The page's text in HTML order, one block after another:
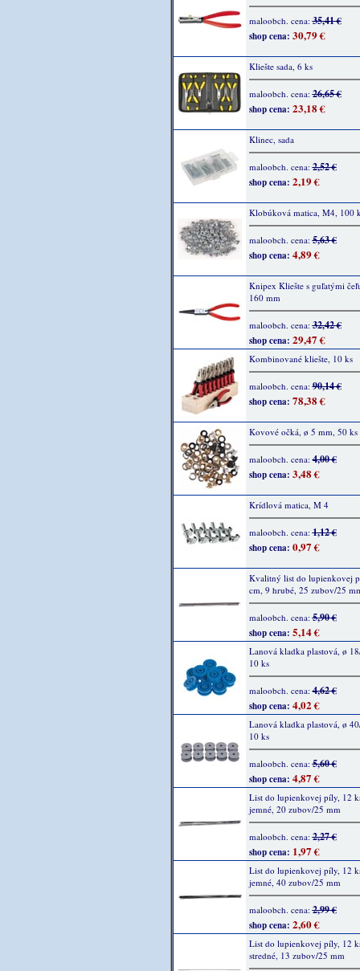
maloobch. cena:35,41 €
shop cena: 30,79 €
Kliešte sada, 6 ks
maloobch. cena:26,65 €
shop cena: 23,18 €
Klinec, sada
maloobch. cena:2,52 €
shop cena: 2,19 €
Klobúková matica, M4, 100
maloobch. cena:5,63 €
shop cena: 4,89 €
Knipex Kliešte s guľatými
160 mm
maloobch. cena:32,42 €
shop cena: 29,47 €
Kombinované kliešte, 10 ks
maloobch. cena:90,14 €
shop cena: 78,38 €
Kovové očká, ø 5 mm, 50 ks
maloobch. cena:4,00 €
shop cena: 3,48 €
Krídlová matica, M 4
maloobch. cena:1,12 €
shop cena: 0,97 €
Kvalitný list do lupienkovej
cm, 9 hrubé, 25 zubov/25
maloobch. cena:5,90 €
shop cena: 5,14 €
Lanová kladka plastová, ø
10 ks
maloobch. cena:4,62 €
shop cena: 4,02 €
Lanová kladka plastová, ø
10 ks
maloobch. cena:5,60 €
shop cena: 4,87 €
List do lupienkovej píly, 12
jemné, 20 zubov/25 mm
maloobch. cena:2,27 €
shop cena: 1,97 €
List do lupienkovej píly, 12
jemné, 40 zubov/25 mm
maloobch. cena:2,99 €
shop cena: 2,60 €
List do lupienkovej píly, 12
stredné, 13 zubov/25 mm